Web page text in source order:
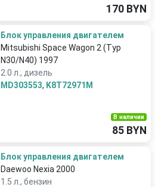
170 BYN
Блок управления двигателем
Mitsubishi Space Wagon 2 (Typ
N30/N40) 1997
2.0 л., дизель
MD303553, K8T72971M
В наличии
85 BYN
Блок управления двигателем
Daewoo Nexia 2000
1.5 л., бензин